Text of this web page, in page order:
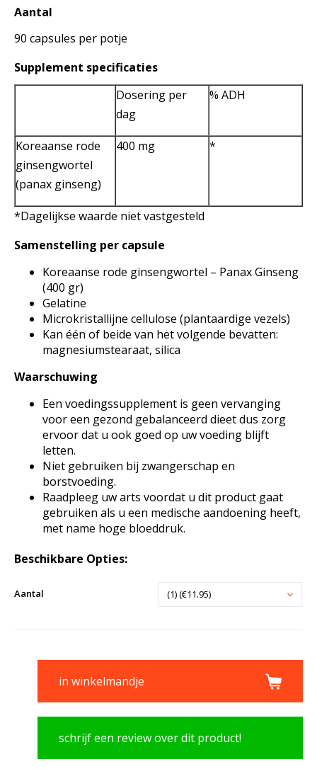
Aantal
90 capsules per potje
Supplement specificaties
Dosering per
dag
% ADH
Koreaanse rode
ginsengwortel
(panax ginseng)
400 mg *
*Dagelijkse waarde niet vastgesteld
Samenstelling per capsule
Koreaanse rode ginsengwortel – Panax Ginseng
(400 gr)
Gelatine
Microkristallijne cellulose (plantaardige vezels)
Kan één of beide van het volgende bevatten:
magnesiumstearaat, silica
Waarschuwing
Een voedingssupplement is geen vervanging
voor een gezond gebalanceerd dieet dus zorg
ervoor dat u ook goed op uw voeding blijft
letten.
Niet gebruiken bij zwangerschap en
borstvoeding.
Raadpleeg uw arts voordat u dit product gaat
gebruiken als u een medische aandoening heeft,
met name hoge bloeddruk.
Beschikbare Opties:
Aantal (1) (€11.95)
in winkelmandje
schrijf een review over dit product!